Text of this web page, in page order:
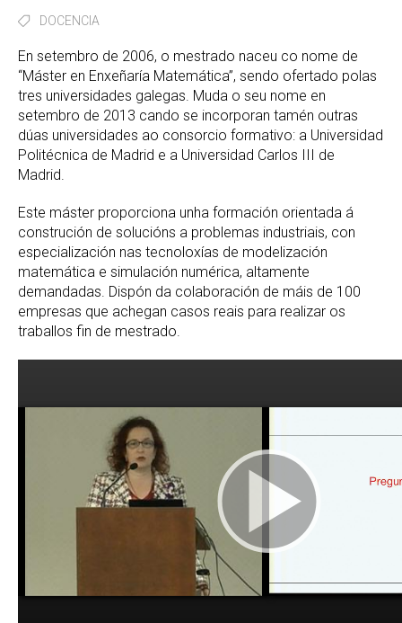
DOCENCIA
En setembro de 2006, o mestrado naceu co nome de
“Máster en Enxeñaría Matemática”, sendo ofertado polas
tres universidades galegas. Muda o seu nome en
setembro de 2013 cando se incorporan tamén outras
dúas universidades ao consorcio formativo: a Universidad
Politécnica de Madrid e a Universidad Carlos III de
Madrid.
Este máster proporciona unha formación orientada á
construción de solucións a problemas industriais, con
especialización nas tecnoloxías de modelización
matemática e simulación numérica, altamente
demandadas. Dispón da colaboración de máis de 100
empresas que achegan casos reais para realizar os
traballos fin de mestrado.